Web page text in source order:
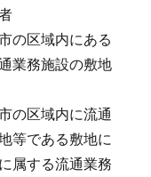
の区域内にある
業務施設の敷地
の区域内に流通
等である敷地に
属する流通業務